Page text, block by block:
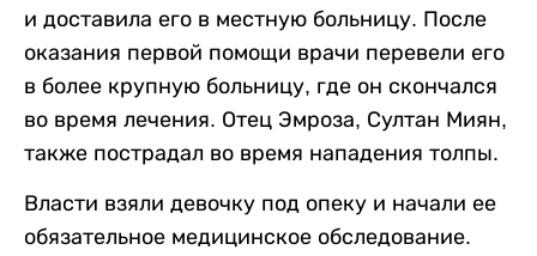
и доставила его в местную больницу. После
оказания первой помощи врачи перевели его
в более крупную больницу, где он скончался
во время лечения. Отец Эмроза, Султан Миян,
также пострадал во время нападения толпы.
Власти взяли девочку под опеку и начали ее
обязательное медицинское обследование.